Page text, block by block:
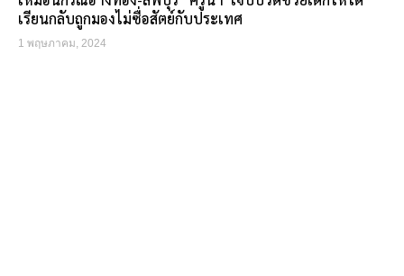
เรียนกลับถูกมองไม่ซื่อสัตย์กับประเทศ
1 พฤษภาคม, 2024